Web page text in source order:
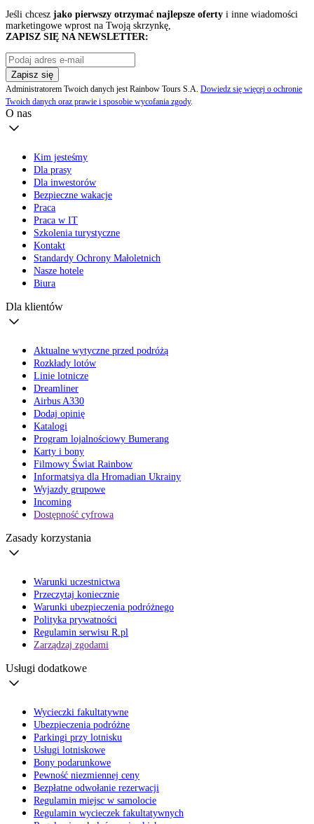
Jeśli chcesz jako pierwszy otrzymać najlepsze oferty i inne wiadomości
marketingowe wprost na Twoją skrzynkę,
ZAPISZ SIĘ NA NEWSLETTER:
Zapisz się
Administratorem Twoich danych jest Rainbow Tours S.A. Dowiedz się więcej o ochronie
Twoich danych oraz prawie i sposobie wycofania zgody.
O nas
Kim jesteśmy
Dla prasy
Dla inwestorów
Bezpieczne wakacje
Praca
Praca w IT
Szkolenia turystyczne
Kontakt
Standardy Ochrony Małoletnich
Nasze hotele
Biura
Dla klientów
Aktualne wytyczne przed podróżą
Rozkłady lotów
Linie lotnicze
Dreamliner
Airbus A330
Dodaj opinię
Katalogi
Program lojalnościowy Bumerang
Karty i bony
Filmowy Świat Rainbow
Informatsiya dla Hromadian Ukrainy
Wyjazdy grupowe
Incoming
Dostępność cyfrowa
Zasady korzystania
Warunki uczestnictwa
Przeczytaj koniecznie
Warunki ubezpieczenia podróżnego
Polityka prywatności
Regulamin serwisu R.pl
Zarządzaj zgodami
Usługi dodatkowe
Wycieczki fakultatywne
Ubezpieczenia podróżne
Parkingi przy lotnisku
Usługi lotniskowe
Bony podarunkowe
Pewność niezmiennej ceny
Bezpłatne odwołanie rezerwacji
Regulamin miejsc w samolocie
Regulamin wycieczek fakultatywnych